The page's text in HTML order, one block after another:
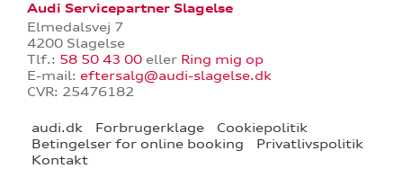
Audi Servicepartner Slagelse
Elmedalsvej 7
4200 Slagelse
Tlf.: 58 50 43 00 eller Ring mig op
E-mail: eftersalg@audi-slagelse.dk
CVR: 25476182
audi.dk Forbrugerklage
Cookiepolitik
Betingelser for online booking
Privatlivspolitik
Kontakt